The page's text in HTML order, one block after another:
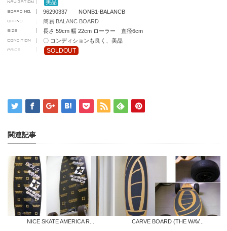
美品
96290337 NONB1-BALANCB
簡易 BALANC BOARD
長さ 59cm 幅 22cm ローラー 直径6cm
〇 コンディションも良く、美品
SOLDOUT
関連記事
NICE SKATE AMERICA R... CARVE BOARD (THE WAV...